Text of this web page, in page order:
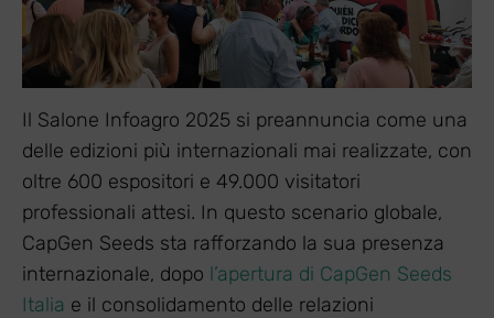
Il Salone Infoagro 2025 si preannuncia come una
delle edizioni più internazionali mai realizzate, con
oltre 600 espositori e 49.000 visitatori
professionali attesi. In questo scenario globale,
CapGen Seeds sta rafforzando la sua presenza
internazionale, dopo l’apertura di CapGen Seeds
Italia e il consolidamento delle relazioni